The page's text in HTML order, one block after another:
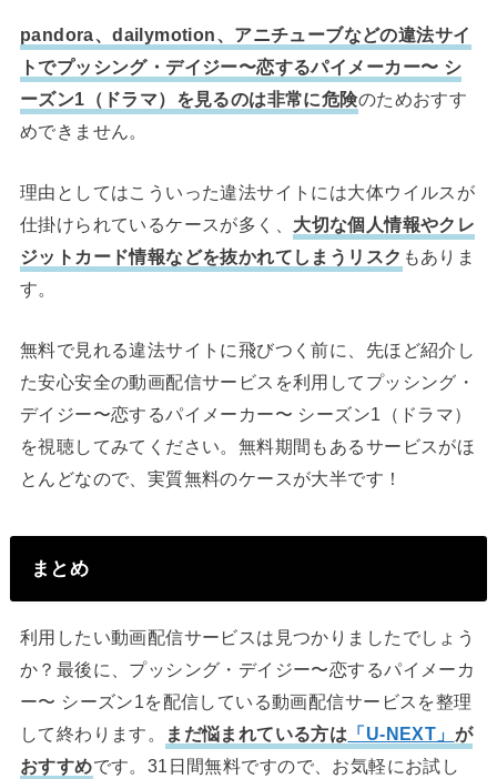
pandora、dailymotion、アニチューブなどの違法サイ
トでプッシング・デイジー〜恋するパイメーカー〜 シ
ーズン1（ドラマ）を見るのは非常に危険のためおすす
めできません。
理由としてはこういった違法サイトには大体ウイルスが
仕掛けられているケースが多く、 大切な個人情報やクレ
ジットカード情報などを抜かれてしまうリスク もありま
す。
無料で見れる違法サイトに飛びつく前に、先ほど紹介し
た安心安全の動画配信サービスを利用してプッシング・
デイジー〜恋するパイメーカー〜 シーズン1（ドラマ）
を視聴してみてください。無料期間もあるサービスがほ
とんどなので、実質無料のケースが大半です！
まとめ
利用したい動画配信サービスは見つかりましたでしょう
か？最後に、プッシング・デイジー〜恋するパイメーカ
ー〜 シーズン1を配信している動画配信サービスを整理
して終わります。
まだ悩まれている方は 「U-NEXT」 が
おすすめです。31日間無料ですので、お気軽にお試し